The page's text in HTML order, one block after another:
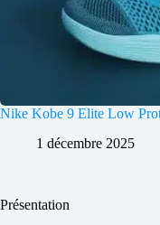
Nike Kobe 9 Elite Low
1 décembre 2025
Présentation